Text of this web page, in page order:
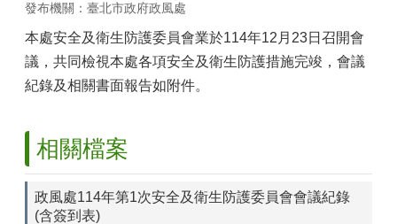
發布機關：臺北市政府政風處
本處安全及衛生防護委員會業於114年12月23日召開會
議，共同檢視本處各項安全及衛生防護措施完竣，會議
紀錄及相關書面報告如附件。
相關檔案
政風處114年第1次安全及衛生防護委員會會議紀錄
(含簽到表)